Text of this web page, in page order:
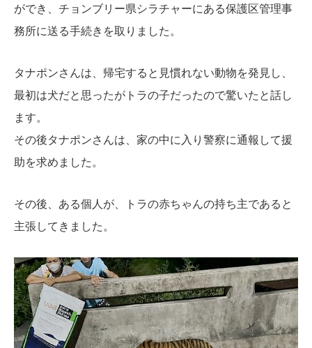
ができ、チョンブリー県シラチャーにある保護区管理事
務所に送る手続きを取りました。
タナポンさんは、帰宅すると見慣れない動物を発見し、
最初は犬だと思ったがトラの子だったので驚いたと話し
ます。
その後タナポンさんは、家の中に入り警察に通報して援
助を求めました。
その後、ある個人が、トラの赤ちゃんの持ち主であると
主張してきました。